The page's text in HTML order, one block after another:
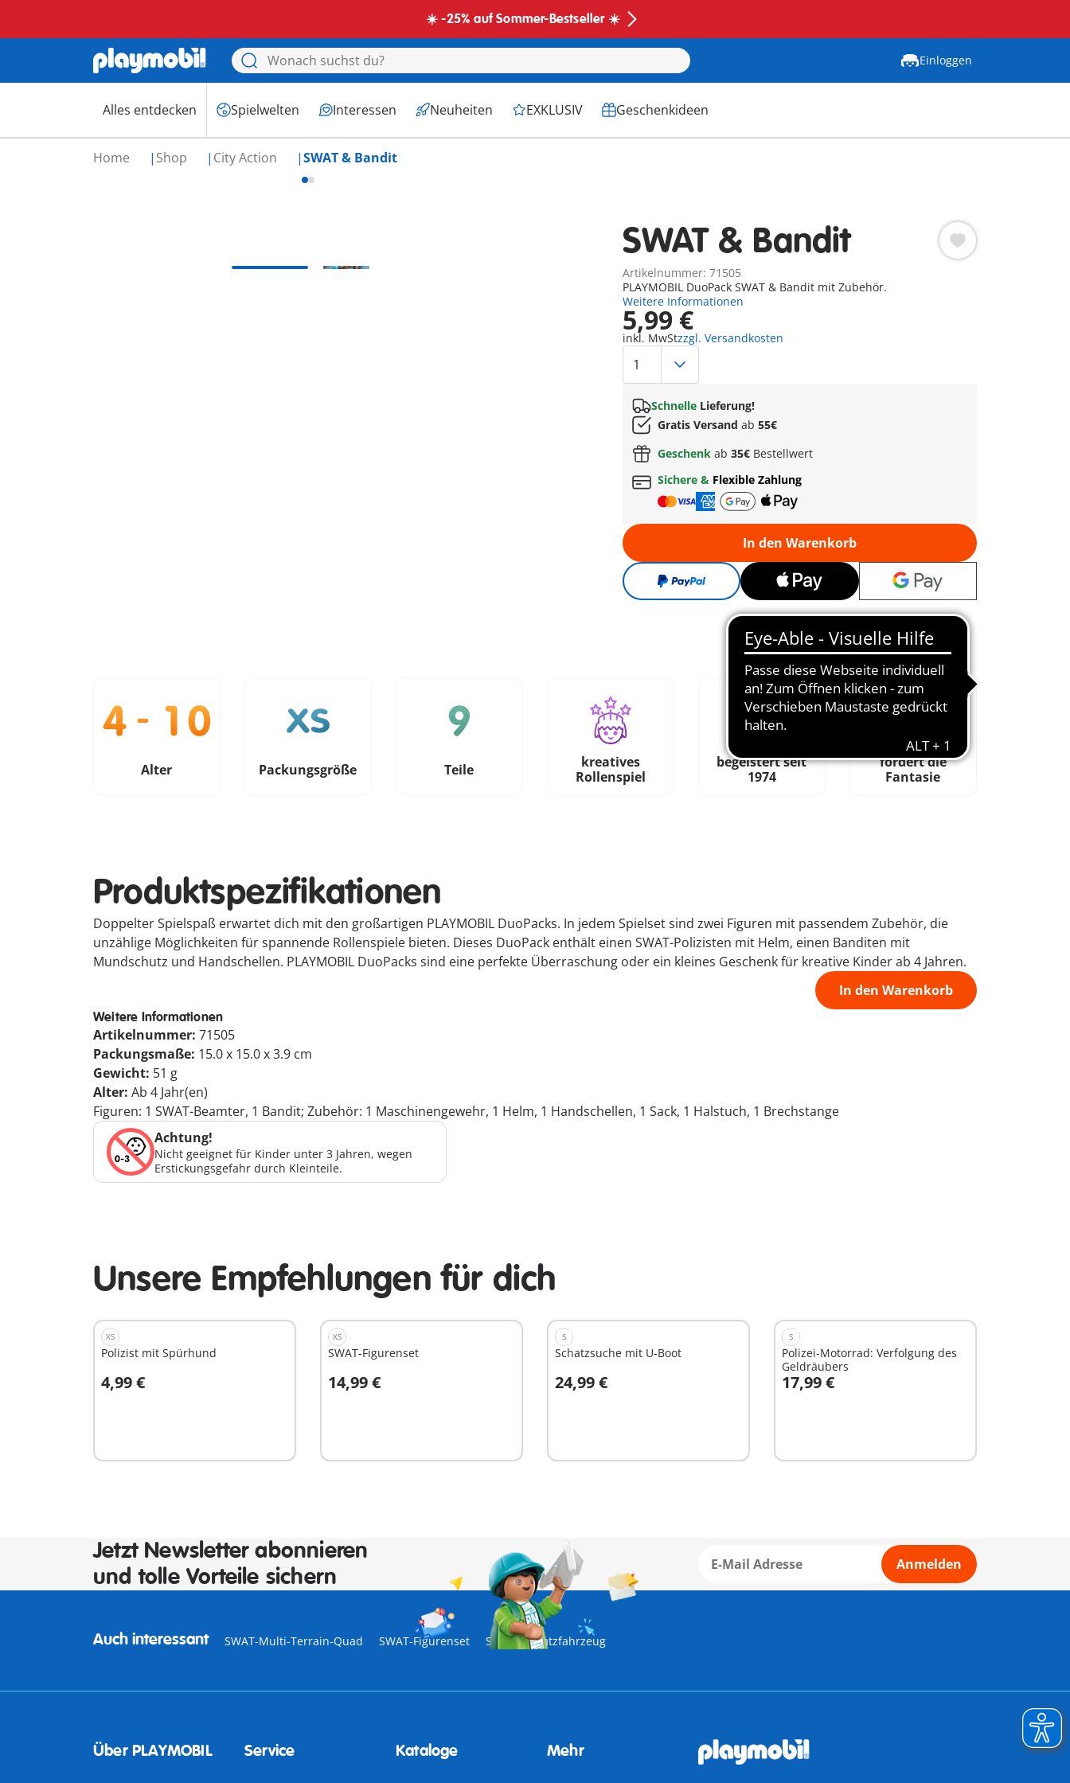
☀️ -25% auf Sommer-Bestseller ☀️
Einloggen
Alles entdecken Spielwelten Interessen Neuheiten EXKLUSIV Geschenkideen
Home Shop City Action SWAT & Bandit
SWAT & Bandit
Artikelnummer: 71505
PLAYMOBIL DuoPack SWAT & Bandit mit Zubehör.
Weitere Informationen
5,99 €
inkl. MwStzzgl. Versandkosten
SchnelleLieferung!
Gratis Versand ab 55€
Geschenk ab 35€Bestellwert
Sichere & Flexible Zahlung
In den Warenkorb
Alter Packungsgröße Teile
kreatives
Rollenspiel
begeistert seit
1974
fördert die
Fantasie
Produktspezifikationen
Doppelter Spielspaß erwartet dich mit den großartigen PLAYMOBIL DuoPacks. In jedem Spielset sind zwei Figuren mit passendem Zubehör, die
unzählige Möglichkeiten für spannende Rollenspiele bieten. Dieses DuoPack enthält einen SWAT-Polizisten mit Helm, einen Banditen mit
Mundschutz und Handschellen. PLAYMOBIL DuoPacks sind eine perfekte Überraschung oder ein kleines Geschenk für kreative Kinder ab 4 Jahren.
In den Warenkorb
Weitere Informationen
Artikelnummer: 71505
Packungsmaße: 15.0 x 15.0 x 3.9 cm
Gewicht: 51 g
Alter: Ab 4 Jahr(en)
Figuren: 1 SWAT-Beamter, 1 Bandit; Zubehör: 1 Maschinengewehr, 1 Helm, 1 Handschellen, 1 Sack, 1 Halstuch, 1 Brechstange
Achtung!
Nicht geeignet für Kinder unter 3 Jahren, wegen
Erstickungsgefahr durch Kleinteile.
Unsere Empfehlungen für dich
XS
Polizist mit Spürhund
4,99 €
In den Warenkorb
XS
SWAT-Figurenset
14,99 €
In den Warenkorb
S
Schatzsuche mit U-Boot
24,99 €
In den Warenkorb
S
Polizei-Motorrad: Verfolgung des
Geldräubers
17,99 €
In den Warenkorb
Jetzt Newsletter abonnieren
und tolle Vorteile sichern
Anmelden
Auch interessant SWAT-Multi-Terrain-Quad SWAT-Figurenset SWAT-Einsatzfahrzeug
Über PLAYMOBIL Service Kataloge Mehr